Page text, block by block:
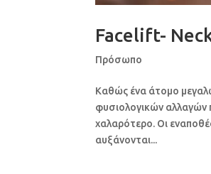
Facelift-
Πρόσωπο
Καθώς ένα άτομο
φυσιολογικών αλλαγών
χαλαρότερο. Οι
αυξάνονται...